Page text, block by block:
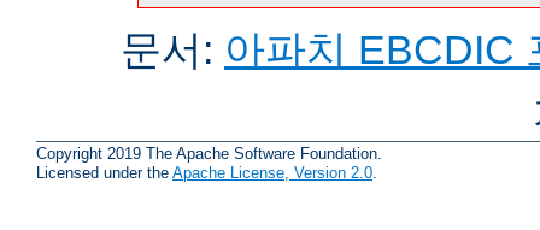
문서: 아파치 EBCDIC
Copyright 2019 The Apache Software Foundation.
Licensed under the Apache License, Version 2.0.